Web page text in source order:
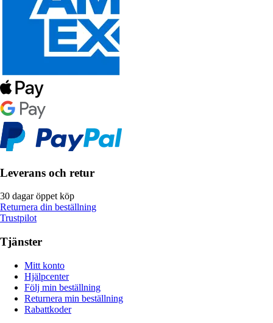
Leverans och retur
30 dagar öppet köp
Returnera din beställning
Trustpilot
Tjänster
Mitt konto
Hjälpcenter
Följ min beställning
Returnera min beställning
Rabattkoder